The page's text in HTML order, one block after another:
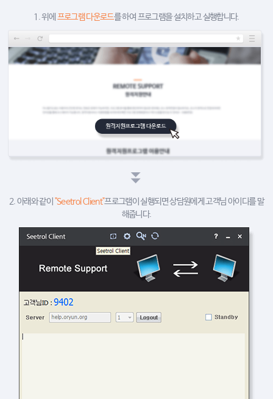
1. 위에 프로그램 다운로드를 하여 프로그램을 설치하고 실행합니다.
2. 아래와 같이 "Seetrol Client"프로그램이 실행되면 상담원에게 고객님 아이디를 말
해줍니다.